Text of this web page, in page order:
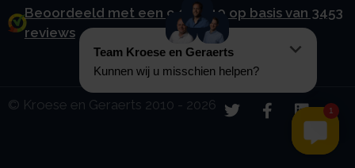
Beoordeeld met een 9.0 uit 10 op basis van 3453
reviews
© Kroese en Geraerts 2010 - 2026